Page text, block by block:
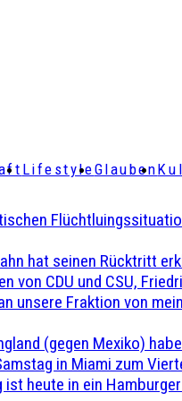
LifestyleGlauben
hat seinen Rücktritt
CDU und CSU,
unsere Fraktion von
(gegen Mexiko)
in Miami zum
heute in ein